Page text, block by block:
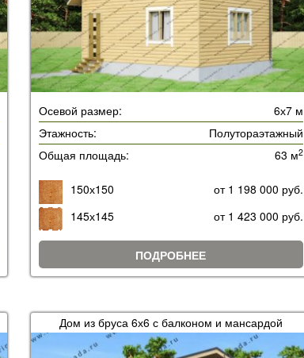
Осевой размер:
6х7 м
Этажность:
Полутораэтажный
Общая площадь:
63 м2
150х150
от 1 198 000 руб.
145х145
от 1 423 000 руб.
ПОДРОБНЕЕ
Дом из бруса 6х6 с балконом и мансардой